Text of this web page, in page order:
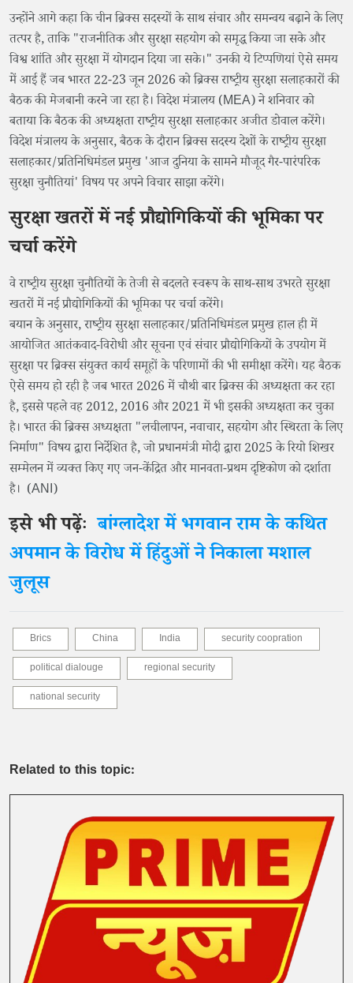
उन्होंने आगे कहा कि चीन ब्रिक्स सदस्यों के साथ संचार और समन्वय बढ़ाने के लिए
तत्पर है, ताकि "राजनीतिक और सुरक्षा सहयोग को समृद्ध किया जा सके और
विश्व शांति और सुरक्षा में योगदान दिया जा सके।" उनकी ये टिप्पणियां ऐसे समय
में आई हैं जब भारत 22-23 जून 2026 को ब्रिक्स राष्ट्रीय सुरक्षा सलाहकारों की
बैठक की मेजबानी करने जा रहा है। विदेश मंत्रालय (MEA) ने शनिवार को
बताया कि बैठक की अध्यक्षता राष्ट्रीय सुरक्षा सलाहकार अजीत डोवाल करेंगे।
विदेश मंत्रालय के अनुसार, बैठक के दौरान ब्रिक्स सदस्य देशों के राष्ट्रीय सुरक्षा
सलाहकार/प्रतिनिधिमंडल प्रमुख 'आज दुनिया के सामने मौजूद गैर-पारंपरिक
सुरक्षा चुनौतियां' विषय पर अपने विचार साझा करेंगे।
सुरक्षा खतरों में नई प्रौद्योगिकियों की भूमिका पर
चर्चा करेंगे
वे राष्ट्रीय सुरक्षा चुनौतियों के तेजी से बदलते स्वरूप के साथ-साथ उभरते सुरक्षा
खतरों में नई प्रौद्योगिकियों की भूमिका पर चर्चा करेंगे।
बयान के अनुसार, राष्ट्रीय सुरक्षा सलाहकार/प्रतिनिधिमंडल प्रमुख हाल ही में
आयोजित आतंकवाद-विरोधी और सूचना एवं संचार प्रौद्योगिकियों के उपयोग में
सुरक्षा पर ब्रिक्स संयुक्त कार्य समूहों के परिणामों की भी समीक्षा करेंगे। यह बैठक
ऐसे समय हो रही है जब भारत 2026 में चौथी बार ब्रिक्स की अध्यक्षता कर रहा
है, इससे पहले वह 2012, 2016 और 2021 में भी इसकी अध्यक्षता कर चुका
है। भारत की ब्रिक्स अध्यक्षता "लचीलापन, नवाचार, सहयोग और स्थिरता के लिए
निर्माण" विषय द्वारा निर्देशित है, जो प्रधानमंत्री मोदी द्वारा 2025 के रियो शिखर
सम्मेलन में व्यक्त किए गए जन-केंद्रित और मानवता-प्रथम दृष्टिकोण को दर्शाता
है। (ANI)
इसे भी पढ़ेंःबांग्लादेश में भगवान राम के कथित
अपमान के विरोध में हिंदुओं ने निकाला मशाल
जुलूस
Brics China India
security coopration
political dialouge
regional security
national security
Related to this topic: